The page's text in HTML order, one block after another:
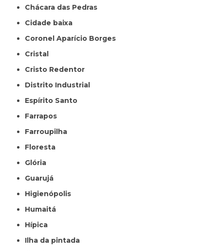
Chácara das Pedras
Cidade baixa
Coronel Aparício Borges
Cristal
Cristo Redentor
Distrito Industrial
Espírito Santo
Farrapos
Farroupilha
Floresta
Glória
Guarujá
Higienópolis
Humaitá
Hípica
Ilha da pintada